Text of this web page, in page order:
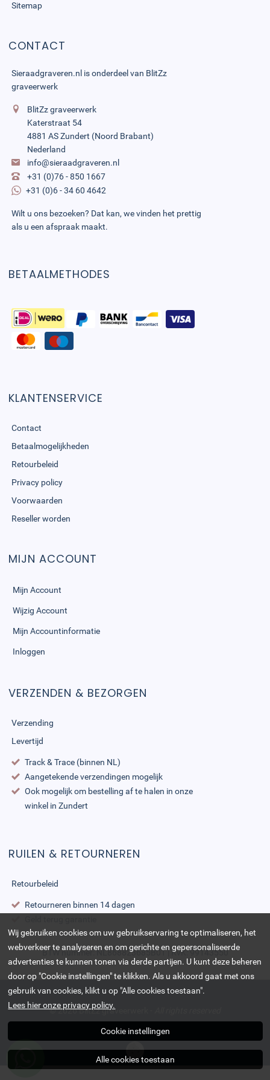
Sitemap
CONTACT
Sieraadgraveren.nl is onderdeel van BlitZz
graveerwerk
BlitZz graveerwerk
Katerstraat 54
4881 AS Zundert (Noord Brabant)
Nederland
info@sieraadgraveren.nl
+31 (0)76 - 850 1667
+31 (0)6 - 34 60 4642
Wilt u ons bezoeken? Dat kan, we vinden het prettig
als u een afspraak maakt.
BETAALMETHODES
KLANTENSERVICE
Contact
Betaalmogelijkheden
Retourbeleid
Privacy policy
Voorwaarden
Reseller worden
MIJN ACCOUNT
Mijn Account
Wijzig Account
Mijn Accountinformatie
Inloggen
VERZENDEN & BEZORGEN
Verzending
Levertijd
Track & Trace (binnen NL)
Aangetekende verzendingen mogelijk
Ook mogelijk om bestelling af te halen in onze
winkel in Zundert
RUILEN & RETOURNEREN
Retourbeleid
Retourneren binnen 14 dagen
BTW nummer: NL868823685B01 | KvK: 99143550
© 2026BlitZz graveerwerk
Wij gebruiken cookies om uw gebruikservaring te optimaliseren, het
webverkeer te analyseren en om gerichte en gepersonaliseerde
advertenties te kunnen tonen via derde partijen. U kunt deze beheren
door op "Cookie instellingen" te klikken. Als u akkoord gaat met ons
gebruik van cookies, klikt u op "Alle cookies toestaan".
Lees hier onze privacy policy.
Cookie instellingen
Alle cookies toestaan